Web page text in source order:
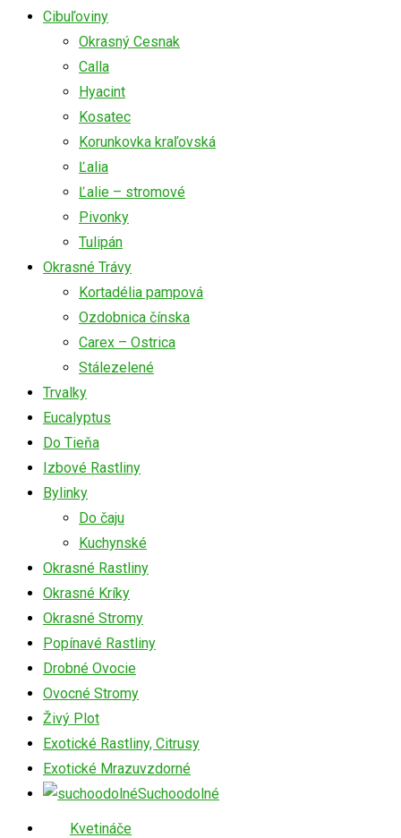
Cibuľoviny
Okrasný Cesnak
Calla
Hyacint
Kosatec
Korunkovka kraľovská
Ľalia
Ľalie – stromové
Pivonky
Tulipán
Okrasné Trávy
Kortadélia pampová
Ozdobnica čínska
Carex – Ostrica
Stálezelené
Trvalky
Eucalyptus
Do Tieňa
Izbové Rastliny
Bylinky
Do čaju
Kuchynské
Okrasné Rastliny
Okrasné Kríky
Okrasné Stromy
Popínavé Rastliny
Drobné Ovocie
Ovocné Stromy
Živý Plot
Exotické Rastliny, Citrusy
Exotické Mrazuvzdorné
Suchoodolné
Kvetináče